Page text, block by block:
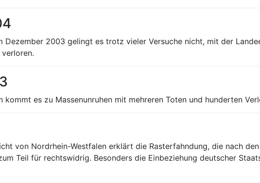
Dezember 2003 gelingt es trotz vieler Versuche nicht, mit der
es zu Massenunruhen mit mehreren Toten und hunderten
von Nordrhein-Westfalen erklärt die Rasterfahndung, die nach den
Teil für rechtswidrig. Besonders die Einbeziehung deutscher